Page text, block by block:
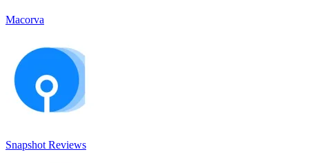
Macorva
Snapshot Reviews